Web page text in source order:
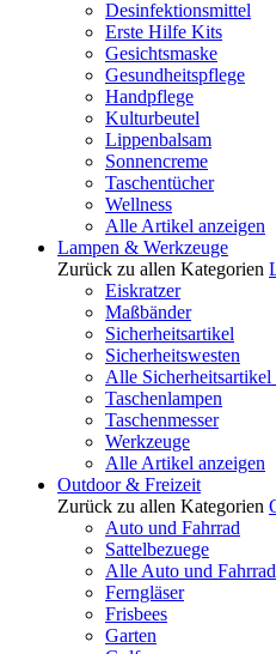
Desinfektionsmittel
Erste Hilfe Kits
Gesichtsmaske
Gesundheitspflege
Handpflege
Kulturbeutel
Lippenbalsam
Sonnencreme
Taschentücher
Wellness
Alle Artikel anzeigen
Lampen & Werkzeuge
Zurück zu allen Kategorien
Eiskratzer
Maßbänder
Sicherheitsartikel
Sicherheitswesten
Alle Sicherheitsartikel
Taschenlampen
Taschenmesser
Werkzeuge
Alle Artikel anzeigen
Outdoor & Freizeit
Zurück zu allen Kategorien
Auto und Fahrrad
Sattelbezuege
Alle Auto und
Ferngläser
Frisbees
Garten